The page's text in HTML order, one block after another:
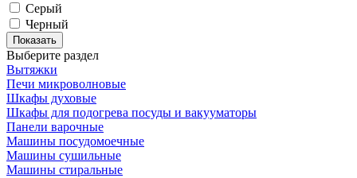
Серый
Черный
Выберите раздел
Вытяжки
Печи микроволновые
Шкафы духовые
Шкафы для подогрева посуды и вакууматоры
Панели варочные
Машины посудомоечные
Машины сушильные
Машины стиральные